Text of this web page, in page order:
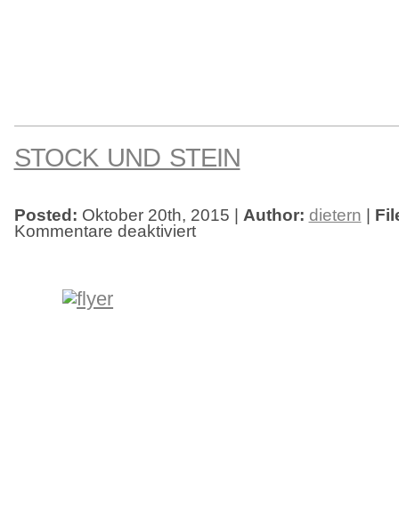
STOCK UND STEIN
Posted: Oktober 20th, 2015 | Author: dietern
Kommentare deaktiviertfür
Stock